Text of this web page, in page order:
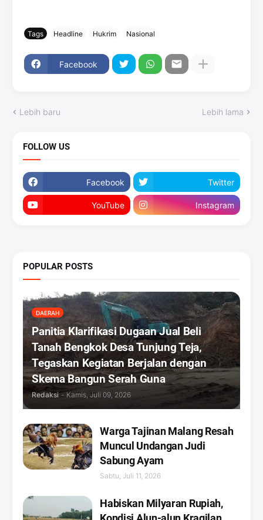
Tags Headline Hukrim Nasional
Facebook
Lebih baru Lebih lama
FOLLOW US
Facebook Twitter
YouTube Instagram
POPULAR POSTS
DAERAH
Panitia Klarifikasi Dugaan Jual Beli
Tanah Bengkok Desa Tunjung Teja,
Tegaskan Kegiatan Berjalan dengan
Skema Bangun Serah Guna
Redaksi - Kamis, Juli 09, 2026
Warga Tajinan Malang Resah
Muncul Undangan Judi
Sabung Ayam
Sabtu, Juli 11, 2026
Habiskan Milyaran Rupiah,